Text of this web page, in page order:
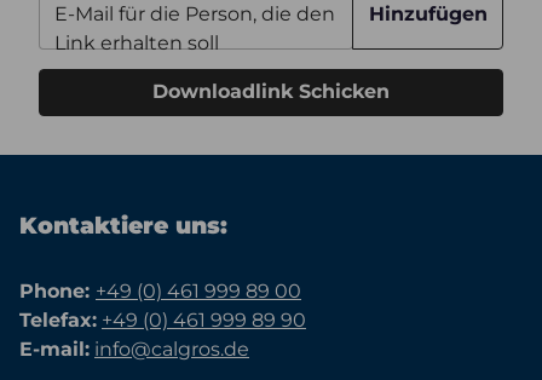
E-Mail für die Person, die den
Link erhalten soll
Hinzufügen
Downloadlink Schicken
Kontaktiere uns:
Phone: +49 (0) 461 999 89 00
Telefax: +49 (0) 461 999 89 90
E-mail: info@calgros.de